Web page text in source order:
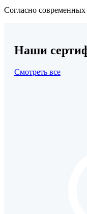
Согласно
Наши
Смотреть все